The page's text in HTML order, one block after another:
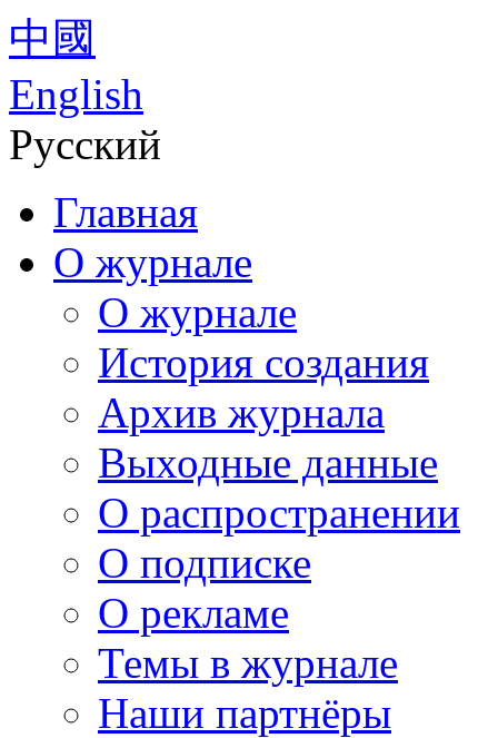
中國
English
Русский
Главная
О журнале
О журнале
История создания
Архив журнала
Выходные данные
О распространении
О подписке
О рекламе
Темы в журнале
Наши партнёры